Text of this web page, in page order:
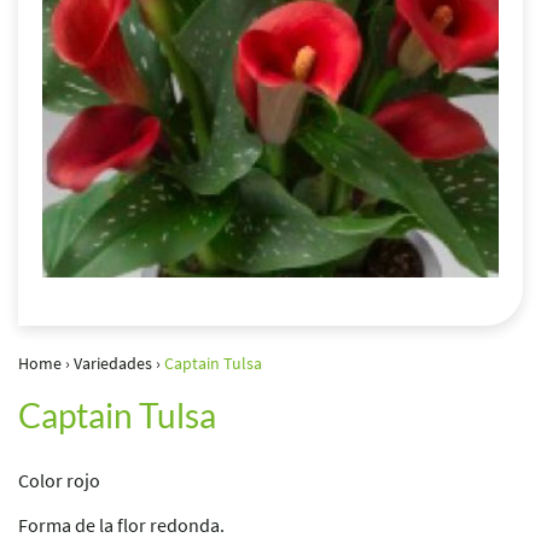
Home›Variedades›Captain Tulsa
Captain Tulsa
Color rojo
Forma de la flor redonda.